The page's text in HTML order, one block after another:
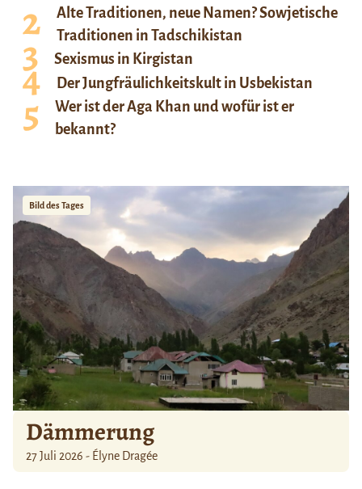
Alte Traditionen, neue Namen? Sowjetische
Traditionen in Tadschikistan
Sexismus in Kirgistan
Der Jungfräulichkeitskult in Usbekistan
Wer ist der Aga Khan und wofür ist er
bekannt?
Bild des Tages
Dämmerung
27 Juli 2026 - Élyne Dragée